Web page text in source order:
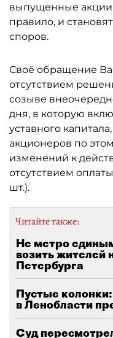
выпущенные акции.
правило, и
споров.
Своё обращение
отсутствием
созыве
дня, в которую
уставного
акционеров по
изменений к
отсутствием
шт.).
Читайте также:
Не метро
возить жителей
Петербурга
Пустые
в Ленобласти
Суд